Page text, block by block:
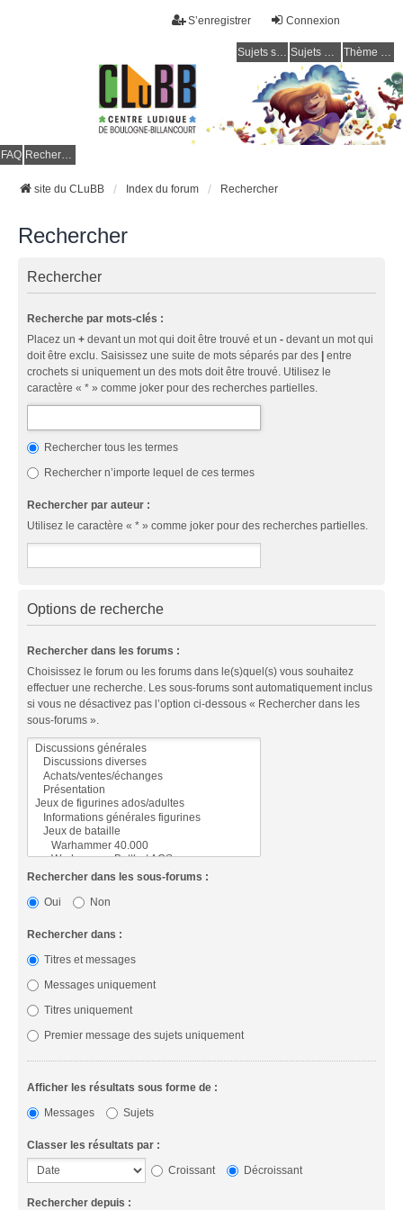
Connexion
S’enregistrer
Sujets sans réponse Sujets actifs Thème clair / foncé
FAQ Rechercher
site du CLuBB Index du forum Rechercher
Rechercher
Rechercher
Recherche par mots-clés :
Placez un + devant un mot qui doit être trouvé et un - devant un mot qui
doit être exclu. Saisissez une suite de mots séparés par des | entre
crochets si uniquement un des mots doit être trouvé. Utilisez le
caractère « * » comme joker pour des recherches partielles.
Rechercher tous les termes
Rechercher n’importe lequel de ces termes
Rechercher par auteur :
Utilisez le caractère « * » comme joker pour des recherches partielles.
Options de recherche
Rechercher dans les forums :
Choisissez le forum ou les forums dans le(s)quel(s) vous souhaitez
effectuer une recherche. Les sous-forums sont automatiquement inclus
si vous ne désactivez pas l’option ci-dessous « Rechercher dans les
sous-forums ».
Rechercher dans les sous-forums :
Oui
Non
Rechercher dans :
Titres et messages
Messages uniquement
Titres uniquement
Premier message des sujets uniquement
Afficher les résultats sous forme de :
Messages
Sujets
Classer les résultats par :
Croissant
Décroissant
Rechercher depuis :